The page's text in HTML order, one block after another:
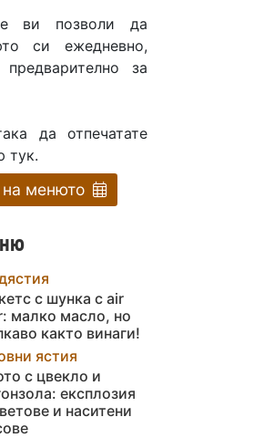
ви позволи да
си ежедневно,
за
да отпечатате
тук.
менюто
с шунка с air
малко масло, но
както винаги!
ястия
с цвекло и
експлозия
и наситени